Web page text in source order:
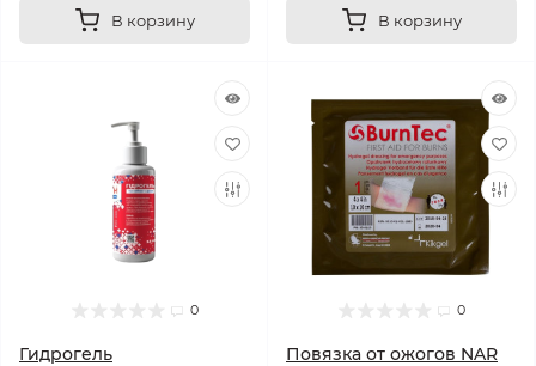
В корзину В корзину
0
Гидрогель
0
Повязка от ожогов NAR